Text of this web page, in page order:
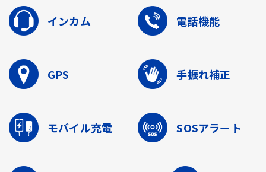
インカム 電話機能
GPS 手振れ補正
モバイル充電 SOSアラート